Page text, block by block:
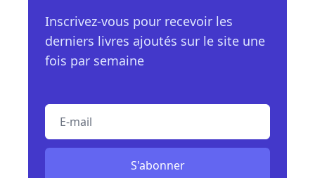
Inscrivez-vous pour recevoir les
derniers livres ajoutés sur le site une
fois par semaine
S'abonner